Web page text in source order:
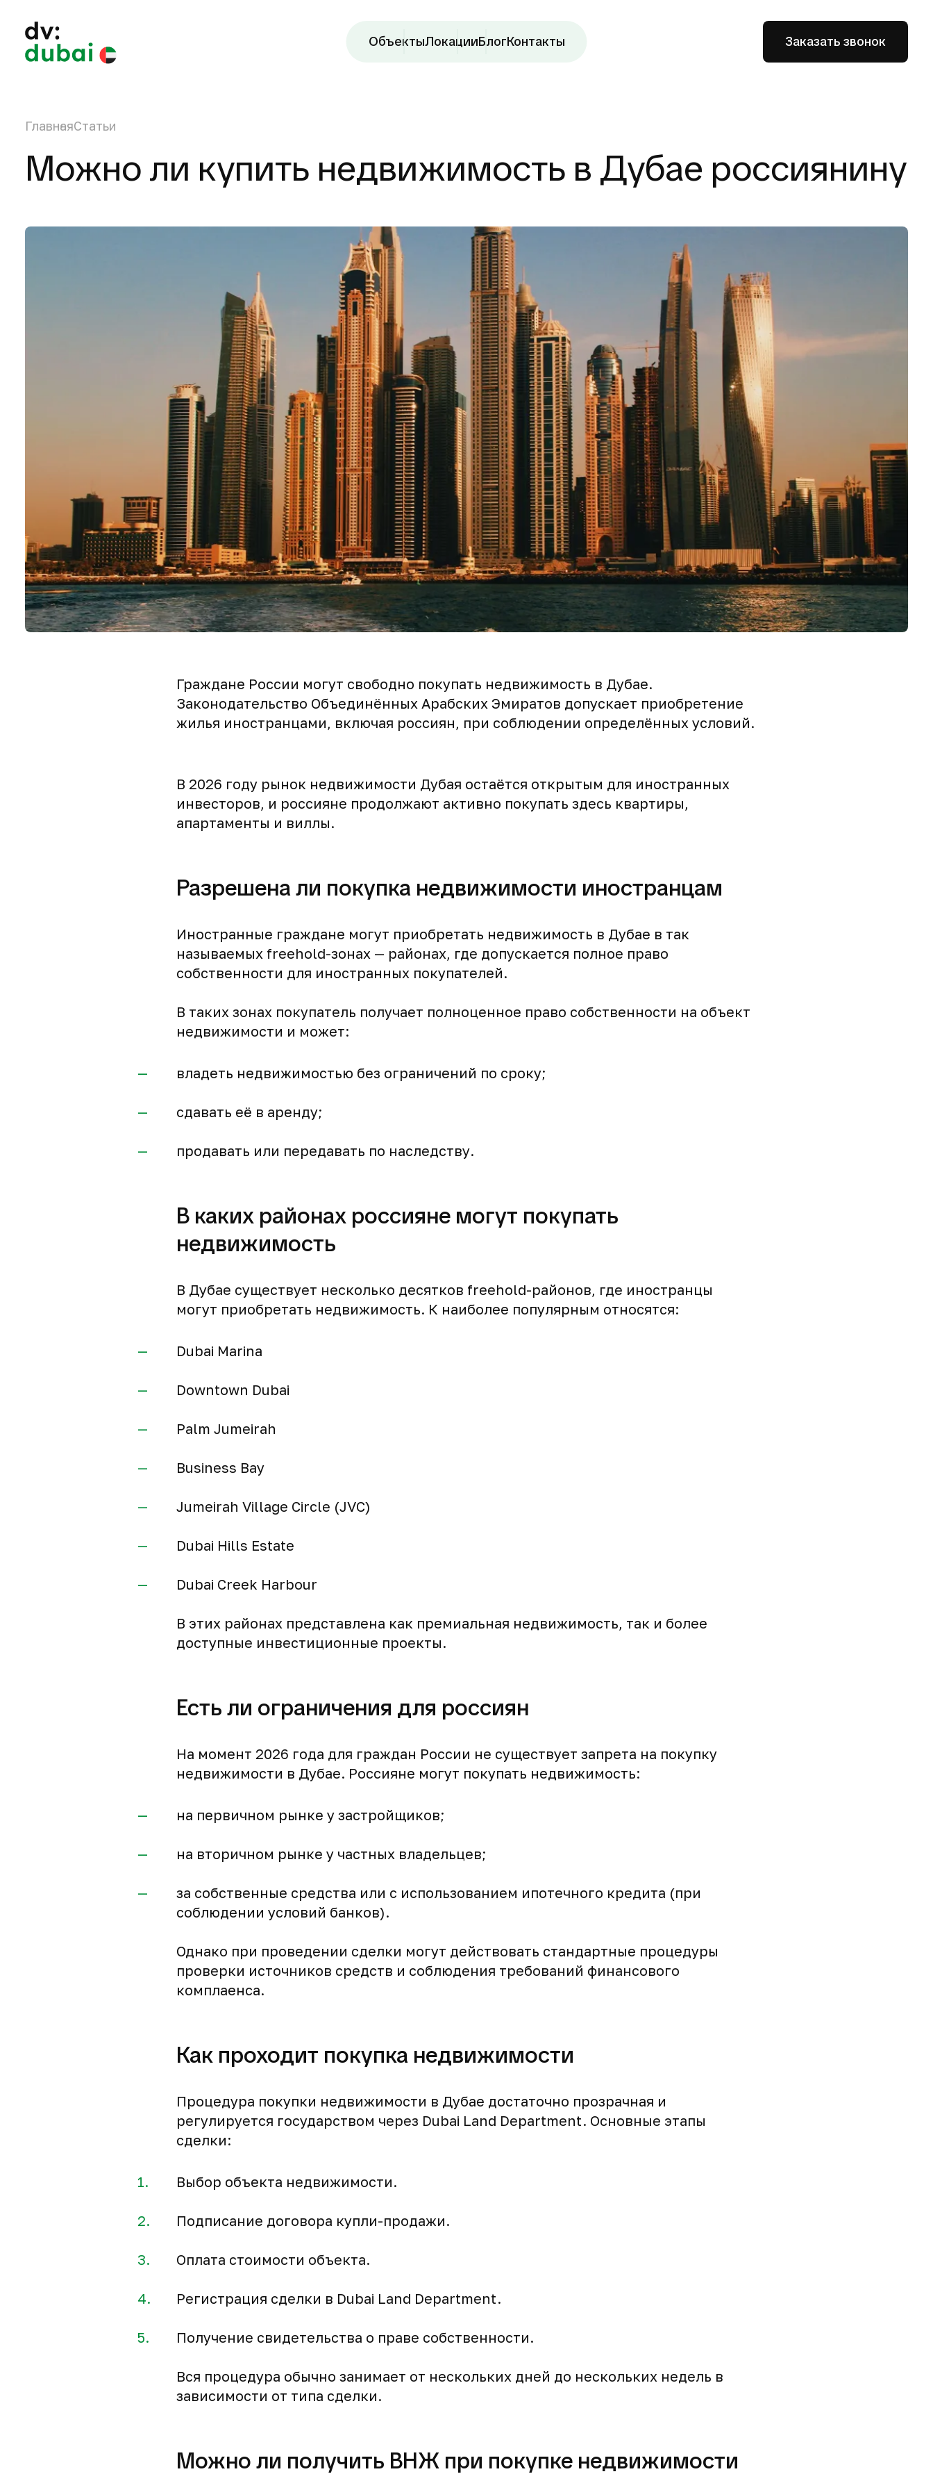
ОбъектыЛокацииБлогКонтакты Заказать звонок
ГлавнаяСтатьи
Можно ли купить недвижимость в Дубае россиянину
Граждане России могут свободно покупать недвижимость в Дубае.
Законодательство Объединённых Арабских Эмиратов допускает приобретение
жилья иностранцами, включая россиян, при соблюдении определённых условий.
В 2026 году рынок недвижимости Дубая остаётся открытым для иностранных
инвесторов, и россияне продолжают активно покупать здесь квартиры,
апартаменты и виллы.
Разрешена ли покупка недвижимости иностранцам
Иностранные граждане могут приобретать недвижимость в Дубае в так
называемых freehold-зонах — районах, где допускается полное право
собственности для иностранных покупателей.
В таких зонах покупатель получает полноценное право собственности на объект
недвижимости и может:
владеть недвижимостью без ограничений по сроку;
сдавать её в аренду;
продавать или передавать по наследству.
В каких районах россияне могут покупать
недвижимость
В Дубае существует несколько десятков freehold-районов, где иностранцы
могут приобретать недвижимость. К наиболее популярным относятся:
Dubai Marina
Downtown Dubai
Palm Jumeirah
Business Bay
Jumeirah Village Circle (JVC)
Dubai Hills Estate
Dubai Creek Harbour
В этих районах представлена как премиальная недвижимость, так и более
доступные инвестиционные проекты.
Есть ли ограничения для россиян
На момент 2026 года для граждан России не существует запрета на покупку
недвижимости в Дубае. Россияне могут покупать недвижимость:
на первичном рынке у застройщиков;
на вторичном рынке у частных владельцев;
за собственные средства или с использованием ипотечного кредита (при
соблюдении условий банков).
Однако при проведении сделки могут действовать стандартные процедуры
проверки источников средств и соблюдения требований финансового
комплаенса.
Как проходит покупка недвижимости
Процедура покупки недвижимости в Дубае достаточно прозрачная и
регулируется государством через Dubai Land Department. Основные этапы
сделки:
Выбор объекта недвижимости.
Подписание договора купли-продажи.
Оплата стоимости объекта.
Регистрация сделки в Dubai Land Department.
Получение свидетельства о праве собственности.
Вся процедура обычно занимает от нескольких дней до нескольких недель в
зависимости от типа сделки.
Можно ли получить ВНЖ при покупке недвижимости